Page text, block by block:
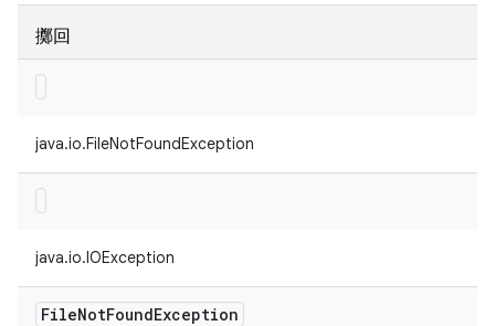
擲回
java.io.FileNotFoundException
java.io.IOException
FileNotFoundException